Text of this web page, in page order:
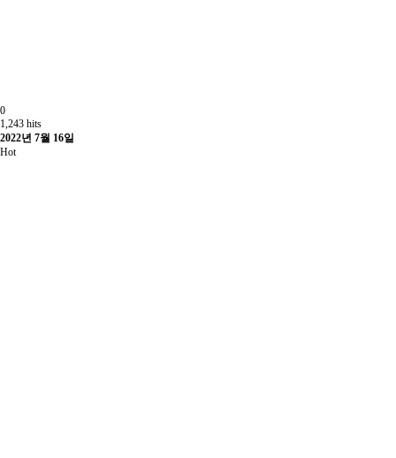
0
1,243 hits
2022년 7월 16일
Hot